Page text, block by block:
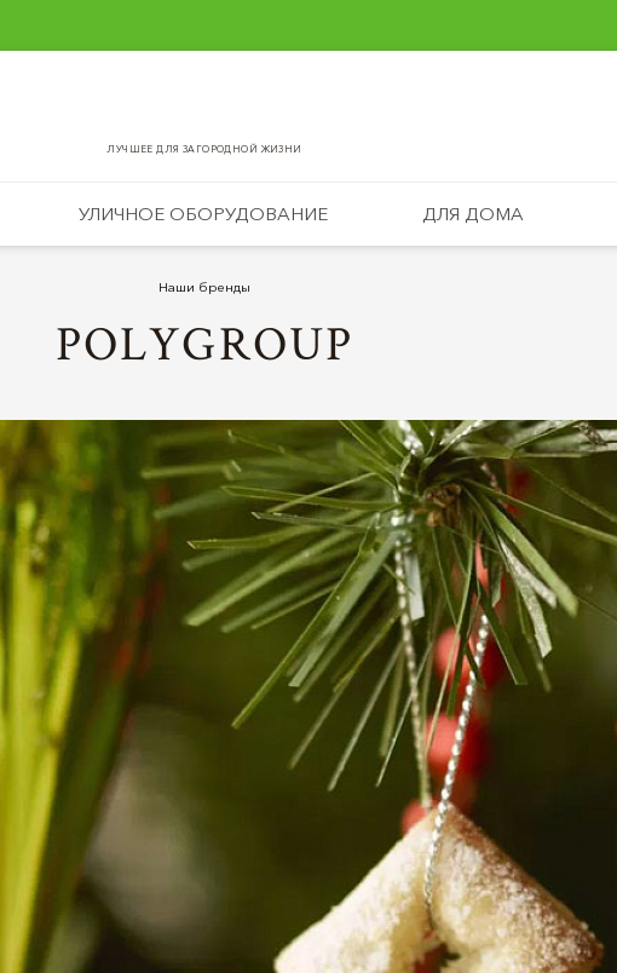
ЛУЧШЕЕ ДЛЯ ЗАГОРОДНОЙ ЖИЗНИ
УЛИЧНОЕ ОБОРУДОВАНИЕ ДЛЯ ДОМА
Наши бренды
POLYGROUP